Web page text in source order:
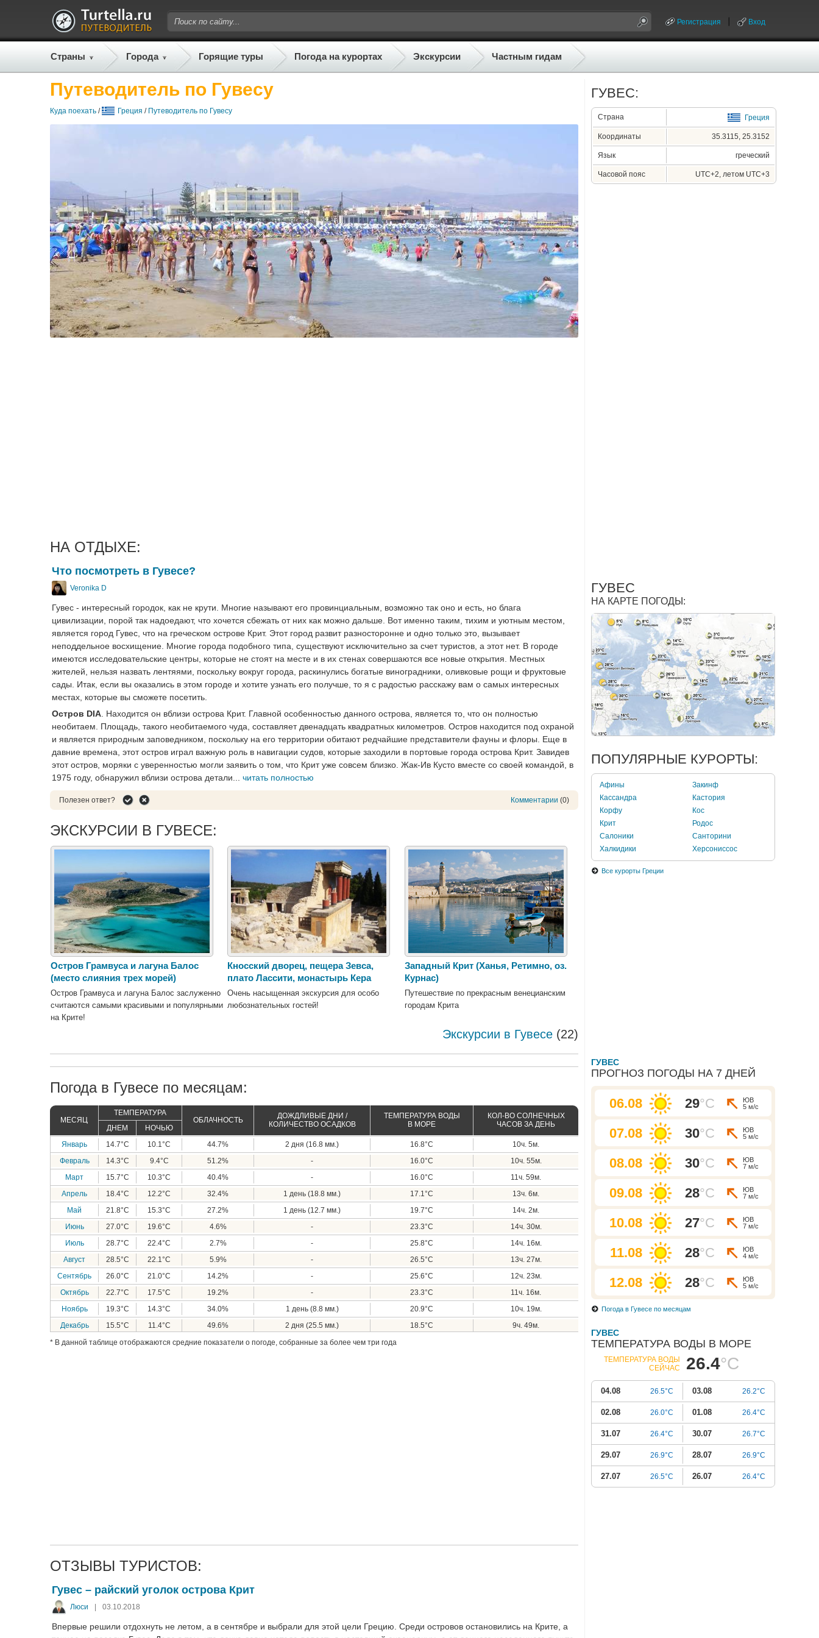
Регистрация Вход
Страны Города Горящие туры Погода на курортах Экскурсии Частным гидам
Путеводитель по Гувесу
Куда поехать / Греция / Путеводитель по Гувесу
НА ОТДЫХЕ:
Что посмотреть в Гувесе?
Veronika D
Гувес - интересный городок, как не крути. Многие называют его провинциальным, возможно так оно и есть, но блага
цивилизации, порой так надоедают, что хочется сбежать от них как можно дальше. Вот именно таким, тихим и уютным местом,
является город Гувес, что на греческом острове Крит. Этот город развит разносторонне и одно только это, вызывает
неподдельное восхищение. Многие города подобного типа, существуют исключительно за счет туристов, а этот нет. В городе
имеются исследовательские центры, которые не стоят на месте и в их стенах совершаются все новые открытия. Местных
жителей, нельзя назвать лентяями, поскольку вокруг города, раскинулись богатые виноградники, оливковые рощи и фруктовые
сады. Итак, если вы оказались в этом городе и хотите узнать его получше, то я с радостью расскажу вам о самых интересных
местах, которые вы сможете посетить.
Остров DIA . Находится он вблизи острова Крит. Главной особенностью данного острова, является то, что он полностью
необитаем. Площадь, такого необитаемого чуда, составляет двенадцать квадратных километров. Остров находится под охраной
и является природным заповедником, поскольку на его территории обитают редчайшие представители фауны и флоры. Еще в
давние времена, этот остров играл важную роль в навигации судов, которые заходили в портовые города острова Крит. Завидев
этот остров, моряки с уверенностью могли заявить о том, что Крит уже совсем близко. Жак-Ив Кусто вместе со своей командой, в
1975 году, обнаружил вблизи острова детали... читать полностью
Полезен ответ? Комментарии (0)
ЭКСКУРСИИ В ГУВЕСЕ:
Остров Грамвуса и лагуна Балос
(место слияния трех морей)
Остров Грамвуса и лагуна Балос заслуженно
считаются самыми красивыми и популярными
на Крите!
Кносский дворец, пещера Зевса,
плато Лассити, монастырь Кера
Очень насыщенная экскурсия для особо
любознательных гостей!
Западный Крит (Ханья, Ретимно, оз.
Курнас)
Путешествие по прекрасным венецианским
городам Крита
Экскурсии в Гувесе (22)
Погода в Гувесе по месяцам:
МЕСЯЦ
ТЕМПЕРАТУРА
ОБЛАЧНОСТЬ
ДОЖДЛИВЫЕ ДНИ /
КОЛИЧЕСТВО ОСАДКОВ
ТЕМПЕРАТУРА ВОДЫ
В МОРЕ
КОЛ-ВО СОЛНЕЧНЫХ
ЧАСОВ ЗА ДЕНЬ
ДНЕМ
НОЧЬЮ
Январь
14.7°C 10.1°C 44.7% 2 дня (16.8 мм.) 16.8°C
10ч. 5м.
Февраль
14.3°C 9.4°C 51.2% - 16.0°C
10ч. 55м.
Март
15.7°C 10.3°C 40.4% - 16.0°C
11ч. 59м.
Апрель
18.4°C 12.2°C 32.4% 1 день (18.8 мм.) 17.1°C
13ч. 6м.
Май
21.8°C 15.3°C 27.2% 1 день (12.7 мм.) 19.7°C
14ч. 2м.
Июнь
27.0°C 19.6°C 4.6% - 23.3°C
14ч. 30м.
Июль
28.7°C 22.4°C 2.7% - 25.8°C
14ч. 16м.
Август
28.5°C 22.1°C 5.9% - 26.5°C
13ч. 27м.
Сентябрь
26.0°C 21.0°C 14.2% - 25.6°C
12ч. 23м.
Октябрь
22.7°C 17.5°C 19.2% - 23.3°C
11ч. 16м.
Ноябрь
19.3°C 14.3°C 34.0% 1 день (8.8 мм.) 20.9°C
10ч. 19м.
Декабрь
15.5°C 11.4°C 49.6% 2 дня (25.5 мм.) 18.5°C
9ч. 49м.
* В данной таблице отображаются средние показатели о погоде, собранные за более чем три года
ОТЗЫВЫ ТУРИСТОВ:
Гувес – райский уголок острова Крит
Люси | 03.10.2018
Впервые решили отдохнуть не летом, а в сентябре и выбрали для этой цели Грецию. Среди островов остановились на Крите, а
ГУВЕС:
Страна Греция
Координаты 35.3115, 25.3152
Язык греческий
Часовой пояс UTC+2, летом UTC+3
ГУВЕС
НА КАРТЕ ПОГОДЫ:
ПОПУЛЯРНЫЕ КУРОРТЫ:
Афины
Закинф
Кассандра
Кастория
Корфу
Кос
Крит
Родос
Салоники
Санторини
Халкидики
Херсониссос
Все курорты Греции
ГУВЕС
ПРОГНОЗ ПОГОДЫ НА 7 ДНЕЙ
06.08 29°C
ЮВ
5 м/с
07.08 30°C
ЮВ
5 м/с
08.08 30°C
ЮВ
7 м/с
09.08 28°C
ЮВ
7 м/с
10.08 27°C
ЮВ
7 м/с
11.08 28°C
ЮВ
4 м/с
12.08 28°C
ЮВ
5 м/с
Погода в Гувесе по месяцам
ГУВЕС
ТЕМПЕРАТУРА ВОДЫ В МОРЕ
ТЕМПЕРАТУРА ВОДЫ
СЕЙЧАС
26.4°C
04.08 26.5°C 03.08 26.2°C
02.08 26.0°C 01.08 26.4°C
31.07 26.4°C 30.07 26.7°C
29.07 26.9°C 28.07 26.9°C
27.07 26.5°C 26.07 26.4°C